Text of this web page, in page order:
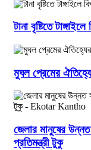
টানা বৃষ্টিতে
মুঘল প্রেমের
জেলার মানুষের
প্রতিমন্ত্রী টুকু